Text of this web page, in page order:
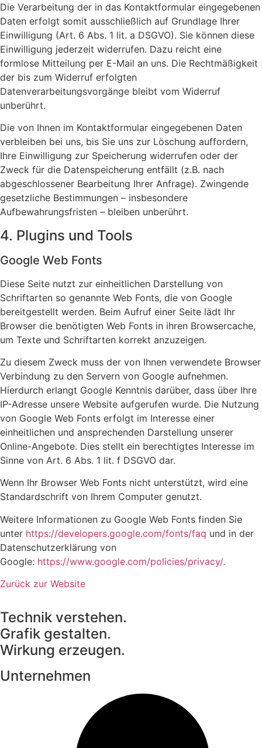
Die Verarbeitung der in das Kontaktformular eingegebenen
Daten erfolgt somit ausschließlich auf Grundlage Ihrer
Einwilligung (Art. 6 Abs. 1 lit. a DSGVO). Sie können diese
Einwilligung jederzeit widerrufen. Dazu reicht eine
formlose Mitteilung per E-Mail an uns. Die Rechtmäßigkeit
der bis zum Widerruf erfolgten
Datenverarbeitungsvorgänge bleibt vom Widerruf
unberührt.
Die von Ihnen im Kontaktformular eingegebenen Daten
verbleiben bei uns, bis Sie uns zur Löschung auffordern,
Ihre Einwilligung zur Speicherung widerrufen oder der
Zweck für die Datenspeicherung entfällt (z.B. nach
abgeschlossener Bearbeitung Ihrer Anfrage). Zwingende
gesetzliche Bestimmungen – insbesondere
Aufbewahrungsfristen – bleiben unberührt.
4. Plugins und Tools
Google Web Fonts
Diese Seite nutzt zur einheitlichen Darstellung von
Schriftarten so genannte Web Fonts, die von Google
bereitgestellt werden. Beim Aufruf einer Seite lädt Ihr
Browser die benötigten Web Fonts in ihren Browsercache,
um Texte und Schriftarten korrekt anzuzeigen.
Zu diesem Zweck muss der von Ihnen verwendete Browser
Verbindung zu den Servern von Google aufnehmen.
Hierdurch erlangt Google Kenntnis darüber, dass über Ihre
IP-Adresse unsere Website aufgerufen wurde. Die Nutzung
von Google Web Fonts erfolgt im Interesse einer
einheitlichen und ansprechenden Darstellung unserer
Online-Angebote. Dies stellt ein berechtigtes Interesse im
Sinne von Art. 6 Abs. 1 lit. f DSGVO dar.
Wenn Ihr Browser Web Fonts nicht unterstützt, wird eine
Standardschrift von Ihrem Computer genutzt.
Weitere Informationen zu Google Web Fonts finden Sie
unter https://developers.google.com/fonts/faq und in der
Datenschutzerklärung von
Google: https://www.google.com/policies/privacy/.
Zurück zur Website
Technik verstehen.
Grafik gestalten.
Wirkung erzeugen.
Unternehmen